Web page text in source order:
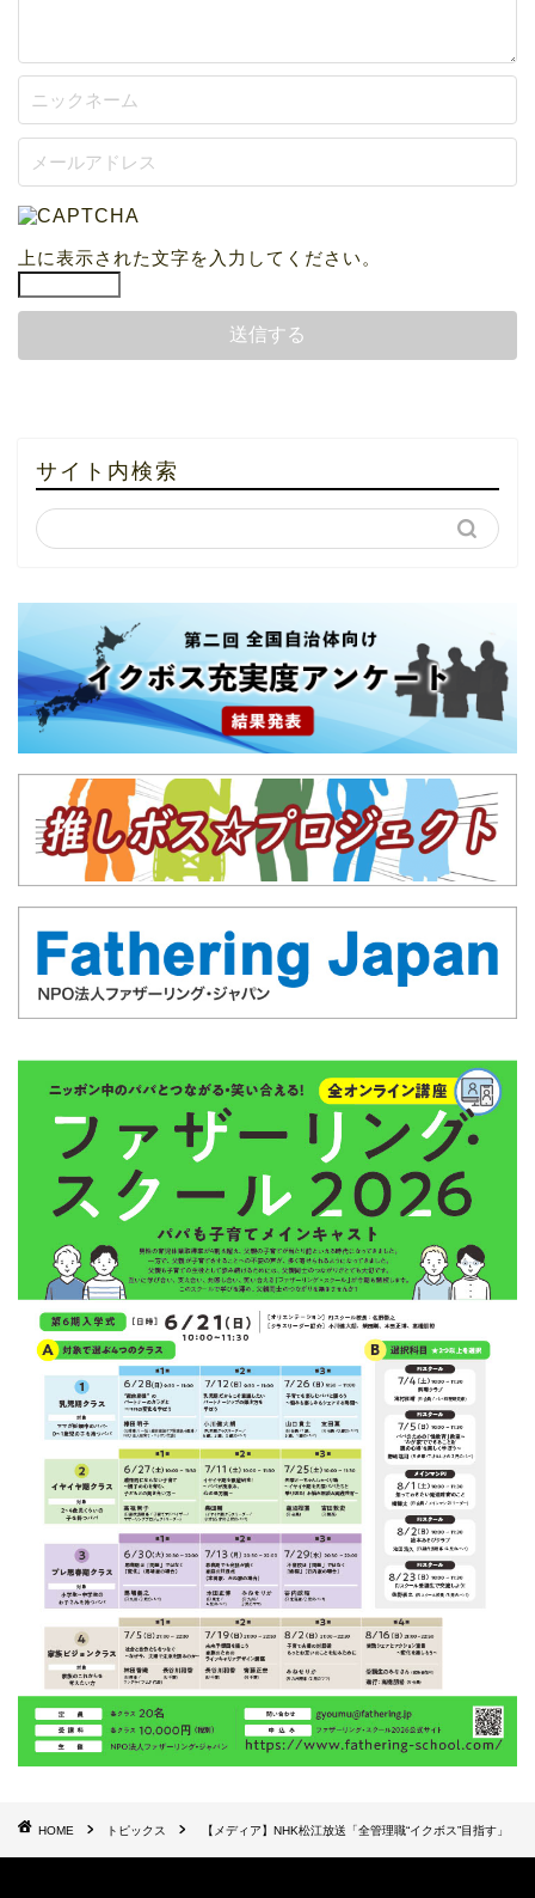
上に表示された文字を入力してください。
サイト内検索
HOME トピックス 【メディア】NHK松江放送「全管理職“イクボス”目指す」